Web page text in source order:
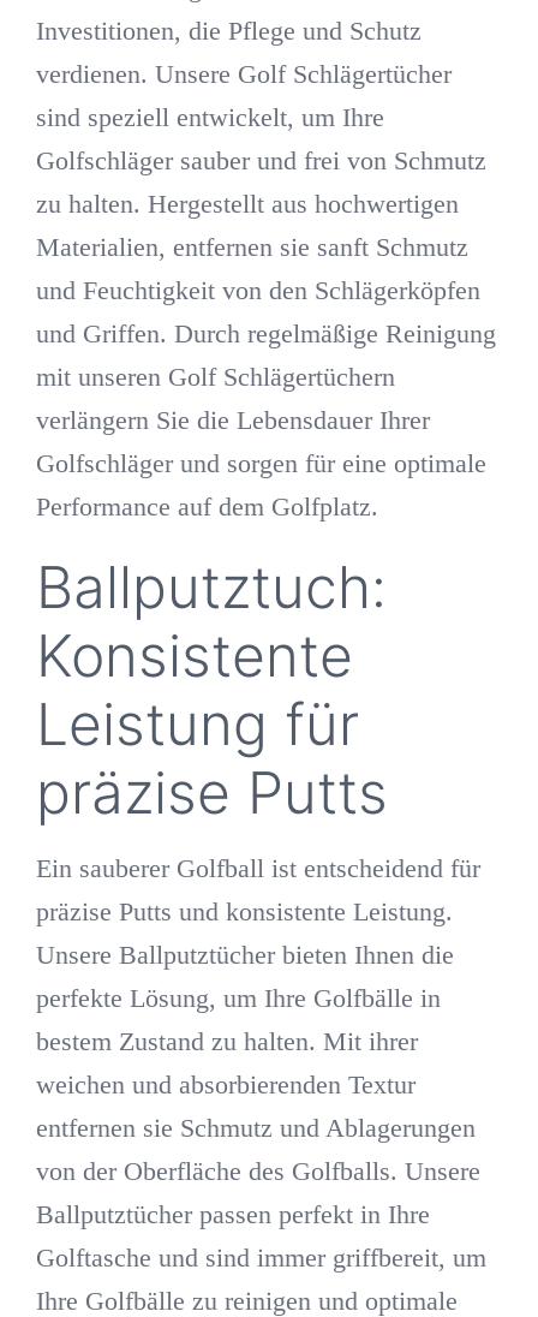
Investitionen, die Pflege und Schutz
verdienen. Unsere Golf Schlägertücher
sind speziell entwickelt, um Ihre
Golfschläger sauber und frei von Schmutz
zu halten. Hergestellt aus hochwertigen
Materialien, entfernen sie sanft Schmutz
und Feuchtigkeit von den Schlägerköpfen
und Griffen. Durch regelmäßige Reinigung
mit unseren Golf Schlägertüchern
verlängern Sie die Lebensdauer Ihrer
Golfschläger und sorgen für eine optimale
Performance auf dem Golfplatz.
Ballputztuch:
Konsistente
Leistung für
präzise Putts
Ein sauberer Golfball ist entscheidend für
präzise Putts und konsistente Leistung.
Unsere Ballputztücher bieten Ihnen die
perfekte Lösung, um Ihre Golfbälle in
bestem Zustand zu halten. Mit ihrer
weichen und absorbierenden Textur
entfernen sie Schmutz und Ablagerungen
von der Oberfläche des Golfballs. Unsere
Ballputztücher passen perfekt in Ihre
Golftasche und sind immer griffbereit, um
Ihre Golfbälle zu reinigen und optimale